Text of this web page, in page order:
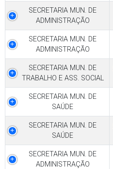
SECRETARIA MUN. DE
ADMINISTRAÇÃO
SECRETARIA MUN. DE
ADMINISTRAÇÃO
SECRETARIA MUN. DE
TRABALHO E ASS. SOCIAL
SECRETARIA MUN. DE
SAÚDE
SECRETARIA MUN. DE
SAÚDE
SECRETARIA MUN. DE
ADMINISTRAÇÃO